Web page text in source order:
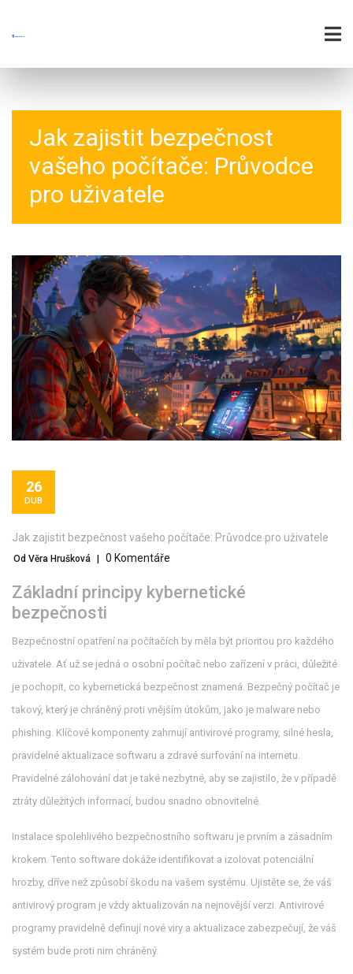
Jak zajistit bezpečnost
vašeho počítače: Průvodce
pro uživatele
26
DUB
Jak zajistit bezpečnost vašeho počítače: Průvodce pro uživatele
Od Věra Hrušková 0 Komentáře
Základní principy kybernetické
bezpečnosti
Bezpečnostní opatření na počítačích by měla být prioritou pro každého
uživatele. Ať už se jedná o osobní počítač nebo zařízení v práci, důležité
je pochopit, co kybernetická bezpečnost znamená. Bezpečný počítač je
takový, který je chráněný proti vnějším útokům, jako je malware nebo
phishing. Klíčové komponenty zahrnují antivirové programy, silné hesla,
pravidelné aktualizace softwaru a zdravé surfování na internetu.
Pravidelné zálohování dat je také nezbytné, aby se zajistilo, že v případě
ztráty důležitých informací, budou snadno obnovitelné.
Instalace spolehlivého bezpečnostního softwaru je prvním a zásadním
krokem. Tento software dokáže identifikovat a izolovat potenciální
hrozby, dříve než způsobí škodu na vašem systému. Ujistěte se, že váš
antivirový program je vždy aktualizován na nejnovější verzi. Antivirové
programy pravidelně definují nové viry a aktualizace zabezpečují, že váš
systém bude proti nim chráněný.